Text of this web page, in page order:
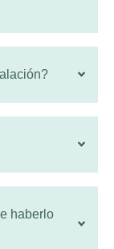
haberlo